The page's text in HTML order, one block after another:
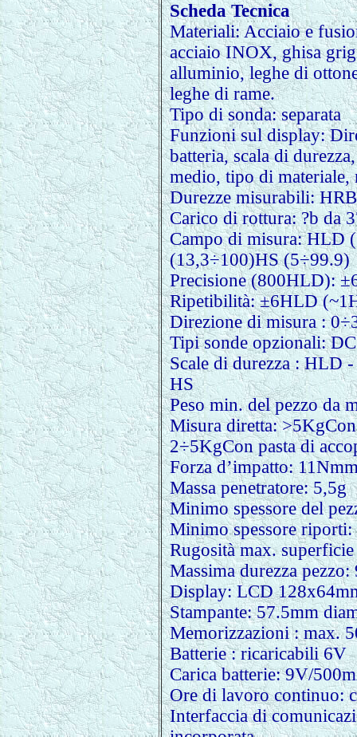
Scheda Tecnica
Materiali: Acciaio e
acciaio INOX, ghisa
alluminio, leghe di
leghe di rame.
Tipo di sonda: separata
Funzioni sul display:
batteria, scala di
medio, tipo di
Durezze misurabili:
Carico di rottura: ?b da
Campo di misura: HLD
(13,3÷100)HS
Precisione (800HLD):
Ripetibilità: ±6HLD
Direzione di misura :
Tipi sonde opzionali:
Scale di durezza : HLD
HS
Peso min. del pezzo da
Misura diretta:
2÷5KgCon pasta di
Forza d’impatto:
Massa penetratore: 5,5g
Minimo spessore del
Minimo spessore
Rugosità max.
Massima durezza
Display: LCD
Stampante: 57.5mm
Memorizzazioni : max.
Batterie : ricaricabili 6V
Carica batterie: 9V/
Ore di lavoro continuo:
Interfaccia di